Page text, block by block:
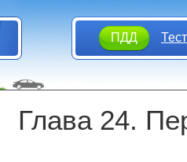
ПДД
Глава 24.